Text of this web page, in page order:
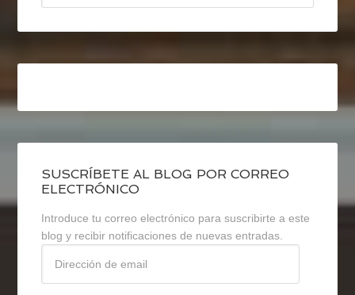
SUSCRÍBETE AL BLOG POR CORREO
ELECTRÓNICO
Introduce tu correo electrónico para suscribirte a este
blog y recibir notificaciones de nuevas entradas.
email